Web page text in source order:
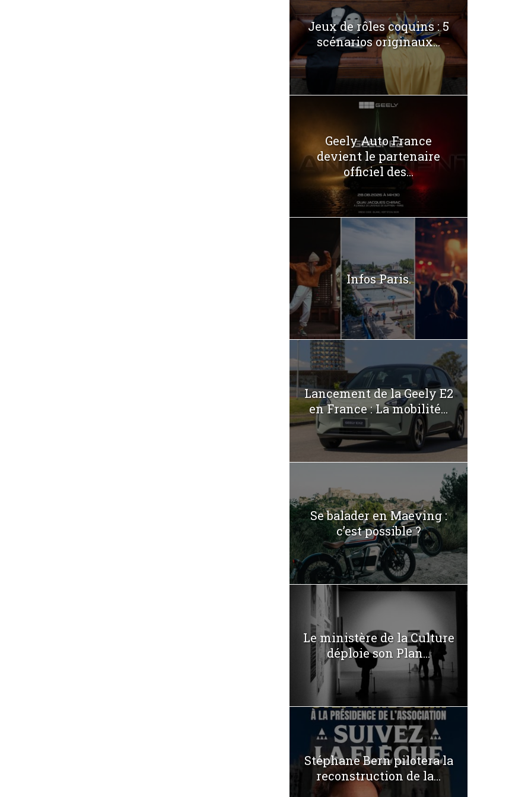
Jeux de rôles coquins : 5
scénarios originaux...
Geely Auto France
devient le partenaire
officiel des...
Infos Paris.
Lancement de la Geely E2
en France : La mobilité...
Se balader en Maeving :
c’est possible ?
Le ministère de la Culture
déploie son Plan...
Stéphane Bern pilotera la
reconstruction de la...